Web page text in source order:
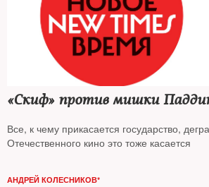
«Скиф» против мишки
Все, к чему прикасается государство,
Отечественного кино это тоже касается
АНДРЕЙ КОЛЕСНИКОВ*